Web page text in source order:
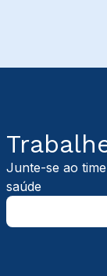
Junte-se ao
saúde